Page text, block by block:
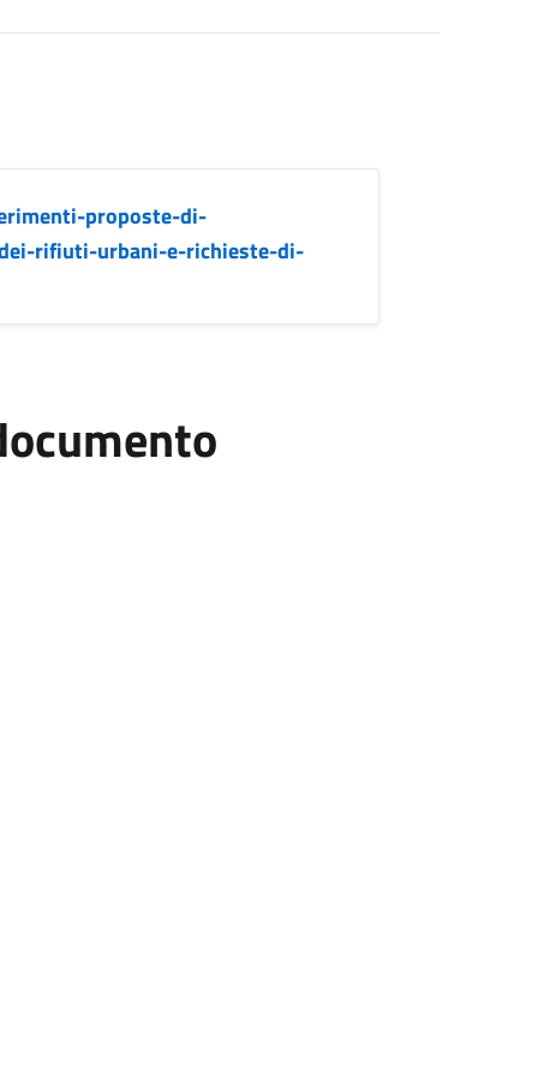
proposte-di-
rifiuti-urbani-e-richieste-di-